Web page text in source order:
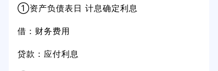
①资产负债表日 计息确定利息
借：财务费用
贷款：应付利息